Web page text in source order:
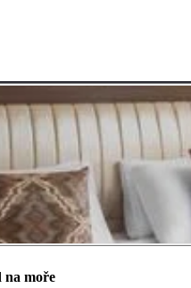
na moře